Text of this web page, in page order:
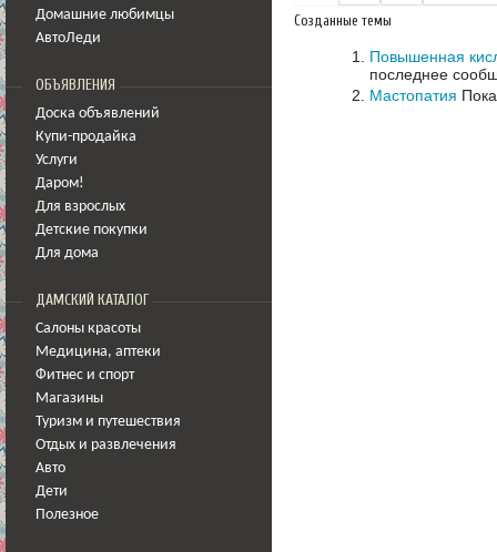
Домашние любимцы
АвтоЛеди
ОБЪЯВЛЕНИЯ
Доска объявлений
Купи-продайка
Услуги
Даром!
Для взрослых
Детские покупки
Для дома
ДАМСКИЙ КАТАЛОГ
Салоны красоты
Медицина, аптеки
Фитнес и спорт
Магазины
Туризм и путешествия
Отдых и развлечения
Авто
Дети
Полезное
Созданные темы
Повышенная
последнее
Мастопатия